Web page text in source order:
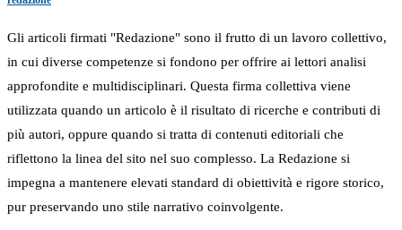
Gli articoli firmati "Redazione" sono il frutto di un lavoro collettivo,
in cui diverse competenze si fondono per offrire ai lettori analisi
approfondite e multidisciplinari. Questa firma collettiva viene
utilizzata quando un articolo è il risultato di ricerche e contributi di
più autori, oppure quando si tratta di contenuti editoriali che
riflettono la linea del sito nel suo complesso. La Redazione si
impegna a mantenere elevati standard di obiettività e rigore storico,
pur preservando uno stile narrativo coinvolgente.